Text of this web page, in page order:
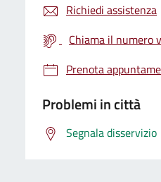
Richiedi assistenza
Chiama il numero
Prenota
Problemi in città
Segnala disservizio